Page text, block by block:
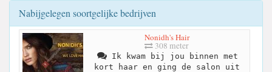
Nabijgelegen soortgelijke bedrijven
Nonidh's Hair
308 meter
Ik kwam bij jou binnen met
kort haar en ging de salon uit